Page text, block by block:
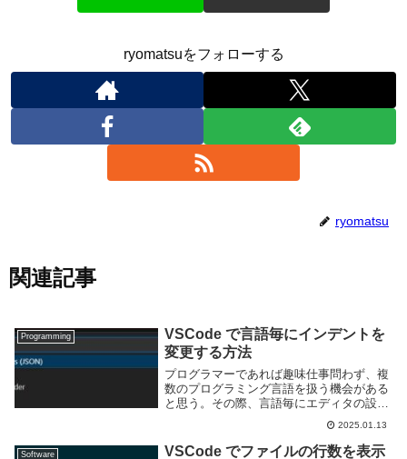
ryomatsuをフォローする
ryomatsu
関連記事
Programming
VSCode で言語毎にインデントを
変更する方法
プログラマーであれば趣味仕事問わず、複
数のプログラミング言語を扱う機会がある
と思う。その際、言語毎にエディタの設定
を変えると効率よく作業できる。特にイン
デントは言語毎に推奨される値が異なるた
め、設定しておきたいものの一つだ。この
2025.01.13
Software
VSCode でファイルの行数を表示